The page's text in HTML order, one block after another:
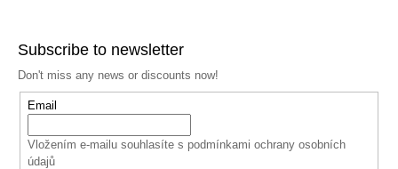
Subscribe to newsletter
Don't miss any news or discounts now!
Email
Vložením e-mailu souhlasíte s podmínkami ochrany osobních
údajů